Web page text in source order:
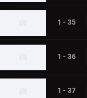
1 - 35
1 - 36
1 - 37